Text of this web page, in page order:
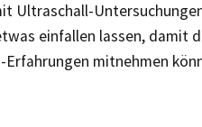
Ultraschall-
einfallen lassen, damit
mitnehmen